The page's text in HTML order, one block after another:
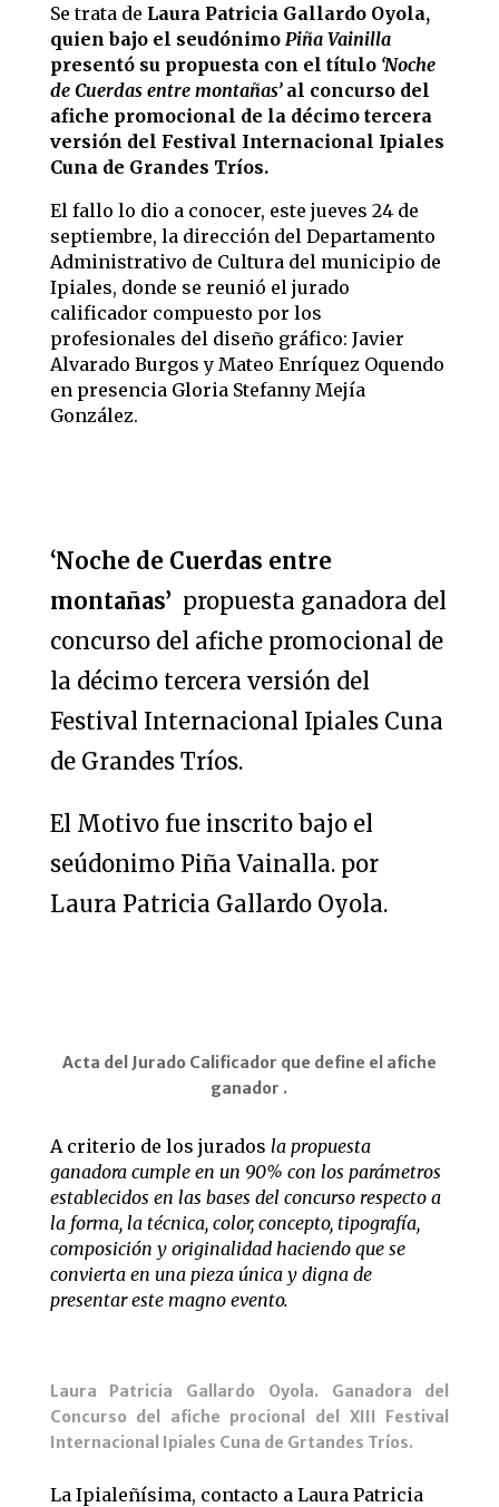
Se trata de Laura Patricia Gallardo Oyola,
quien bajo el seudónimo Piña Vainilla
presentó su propuesta con el título ‘Noche
de Cuerdas entre montañas’al concurso del
afiche promocional de la décimo tercera
versión del Festival Internacional Ipiales
Cuna de Grandes Tríos.
El fallo lo dio a conocer, este jueves 24 de
septiembre, la dirección del Departamento
Administrativo de Cultura del municipio de
Ipiales, donde se reunió el jurado
calificador compuesto por los
profesionales del diseño gráfico: Javier
Alvarado Burgos y Mateo Enríquez Oquendo
en presencia Gloria Stefanny Mejía
González.
‘Noche de Cuerdas entre
montañas’ propuesta ganadora del
concurso del afiche promocional de
la décimo tercera versión del
Festival Internacional Ipiales Cuna
de Grandes Tríos.
El Motivo fue inscrito bajo el
seúdonimo Piña Vainalla. por
Laura Patricia Gallardo Oyola.
Acta del Jurado Calificador que define el afiche
ganador .
A criterio de los jurados la propuesta
ganadora cumple en un 90% con los parámetros
establecidos en las bases del concurso respecto a
la forma, la técnica, color, concepto, tipografía,
composición y originalidad haciendo que se
convierta en una pieza única y digna de
presentar este magno evento.
Laura Patricia Gallardo Oyola. Ganadora del
Concurso del afiche procional del XIII Festival
Internacional Ipiales Cuna de Grtandes Tríos.
La Ipialeñísima, contacto a Laura Patricia